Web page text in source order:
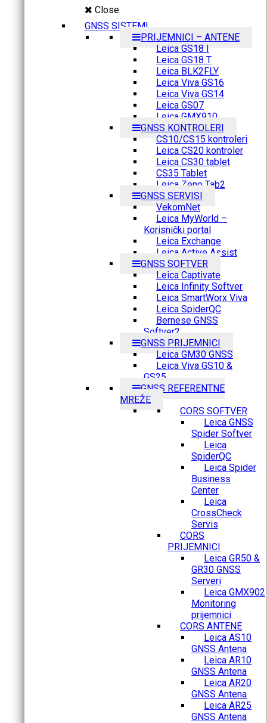
Close
GNSS SISTEMI
PRIJEMNICI – ANTENE
Leica GS18 I
Leica GS18 T
Leica BLK2FLY
Leica Viva GS16
Leica Viva GS14
Leica GS07
Leica GMX910
GNSS KONTROLERI
CS10/CS15 kontroleri
Leica CS20 kontroler
Leica CS30 tablet
CS35 Tablet
Leica Zeno Tab2
GNSS SERVISI
VekomNet
Leica MyWorld –
Korisnički portal
Leica Exchange
Leica Active Assist
GNSS SOFTVER
Leica Captivate
Leica Infinity Softver
Leica SmartWorx Viva
Leica SpiderQC
Bernese GNSS
Softver2
GNSS PRIJEMNICI
Leica GM30 GNSS
Leica Viva GS10 &
GS25
GNSS REFERENTNE
MREŽE
CORS SOFTVER
Leica GNSS
Spider Softver
Leica
SpiderQC
Leica Spider
Business
Center
Leica
CrossCheck
Servis
CORS
PRIJEMNICI
Leica GR50 &
GR30 GNSS
Serveri
Leica GMX902
Monitoring
prijemnici
CORS ANTENE
Leica AS10
GNSS Antena
Leica AR10
GNSS Antena
Leica AR20
GNSS Antena
Leica AR25
GNSS Antena